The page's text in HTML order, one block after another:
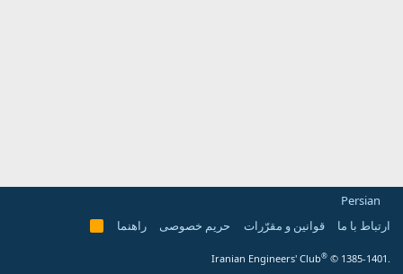
ارتباط با ما
قوانین و مقرّرات حریم خصوصی راهنما
R
Iranian Engineers' Club® © 1385-1401.